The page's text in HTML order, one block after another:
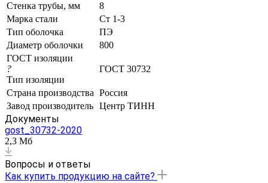
Стенка трубы, мм
8
Марка стали
Ст 1-3
Тип оболочка
ПЭ
Диаметр оболочки
800
ГОСТ изоляции
?
Тип изоляции
ГОСТ 30732
Страна производства Россия
Завод производитель Центр ТИНН
Документы
gost_30732-2020
2,3 Мб
Вопросы и ответы
Как купить продукцию на сайте?